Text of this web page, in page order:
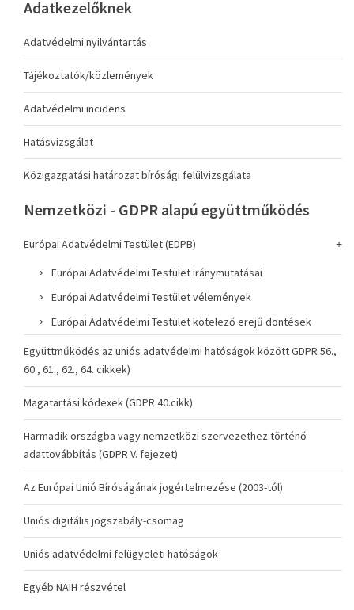
Adatkezelőknek
Adatvédelmi nyilvántartás
Tájékoztatók/közlemények
Adatvédelmi incidens
Hatásvizsgálat
Közigazgatási határozat bírósági felülvizsgálata
Nemzetközi - GDPR alapú együttműködés
Európai Adatvédelmi Testület (EDPB)
Európai Adatvédelmi Testület iránymutatásai
Európai Adatvédelmi Testület vélemények
Európai Adatvédelmi Testület kötelező erejű döntések
Együttműködés az uniós adatvédelmi hatóságok között GDPR 56.,
60., 61., 62., 64. cikkek)
Magatartási kódexek (GDPR 40.cikk)
Harmadik országba vagy nemzetközi szervezethez történő
adattovábbítás (GDPR V. fejezet)
Az Európai Unió Bíróságának jogértelmezése (2003-tól)
Uniós digitális jogszabály-csomag
Uniós adatvédelmi felügyeleti hatóságok
Egyéb NAIH részvétel